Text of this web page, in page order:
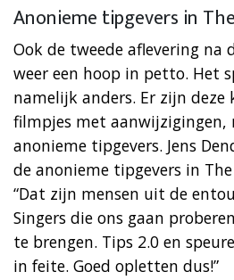
Anonieme tipgevers in
Ook de tweede aflevering na
weer een hoop in petto. Het
namelijk anders. Er zijn deze
filmpjes met aanwijzigingen,
anonieme tipgevers. Jens
de anonieme tipgevers in
“Dat zijn mensen uit de
Singers die ons gaan
te brengen. Tips 2.0 en
in feite. Goed opletten dus!”